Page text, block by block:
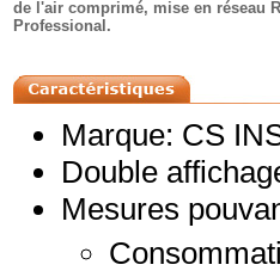
de l'air comprimé, mise en réseau
Professional.
Marque: CS
Double
Mesures